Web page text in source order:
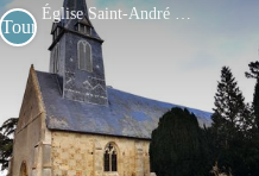
Voir l'image en
Église Saint-André du Mesnil-Durand - Amis de saint Colomban
Touristiques